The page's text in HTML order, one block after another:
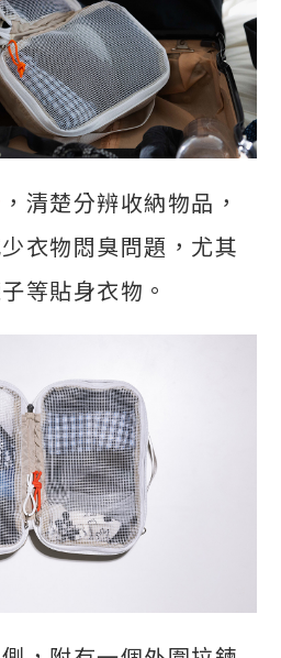
，清楚分辨收納物品，
衣物悶臭問題，尤其
等貼身衣物。